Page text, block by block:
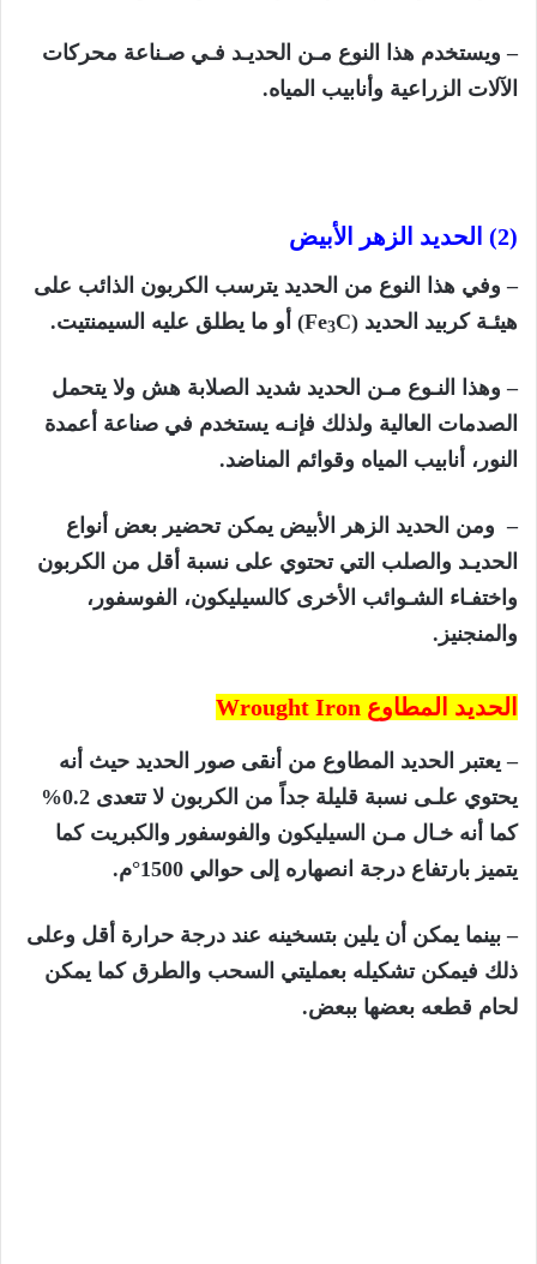
– ويستخدم هذا النوع مـن الحديـد فـي صـناعة محركات
الآلات الزراعية وأنابيب المياه.
(2) الحديد الزهر الأبيض
– وفي هذا النوع من الحديد يترسب الكربون الذائب على
هيئـة كربيد الحديد (
Fe3C) أو ما يطلق عليه السيمنتيت.
– وهذا النـوع مـن الحديد شديد الصلابة هش ولا يتحمل
الصدمات العالية ولذلك فإنـه يستخدم في صناعة أعمدة
النور، أنابيب المياه وقوائم المناضد.
– ومن الحديد الزهر الأبيض يمكن تحضير بعض أنواع
الحديـد والصلب التي تحتوي على نسبة أقل من الكربون
واختفـاء الشـوائب الأخرى كالسيليكون، الفوسفور،
والمنجنيز.
الحديد المطاوع Wrought Iron
– يعتبر الحديد المطاوع من أنقى صور الحديد حيث أنه
يحتوي علـى نسبة قليلة جداً من الكربون لا تتعدى 0.2%
كما أنه خـال مـن السيليكون والفوسفور والكبريت كما
يتميز بارتفاع درجة انصهاره إلى حوالي 1500°م.
– بينما يمكن أن يلين بتسخينه عند درجة حرارة أقل وعلى
ذلك فيمكن تشكيله بعمليتي السحب والطرق كما يمكن
لحام قطعه بعضها ببعض.